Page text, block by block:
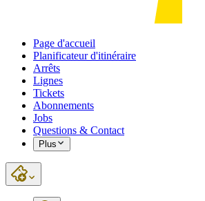
Page d'accueil
Planificateur d'itinéraire
Arrêts
Lignes
Tickets
Abonnements
Jobs
Questions & Contact
Plus